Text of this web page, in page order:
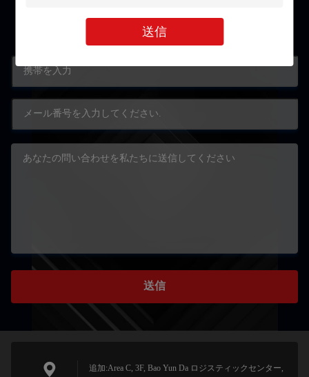
送信
Contact
送信
追加:Area C, 3F, Bao Yun Da ロジスティックセンター,